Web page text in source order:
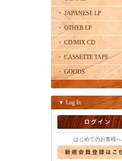
・ JAPANESE LP
・ OTHER LP
・ CD/MIX CD
・ CASSETTE TAPE
・ GOODS
▼ Log In
はじめてのお客様へ